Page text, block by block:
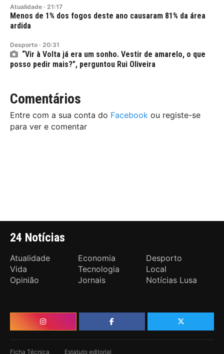
Atualidade · 21:17
Menos de 1% dos fogos deste ano causaram 81% da área
ardida
Desporto · 20:31
“Vir à Volta já era um sonho. Vestir de amarelo, o que
posso pedir mais?”, perguntou Rui Oliveira
Comentários
Entre com a sua conta do Facebook ou registe-se
para ver e comentar
24 Notícias
Atualidade Economia
Desporto
Vida
Tecnologia
Local
Opinião
Jornais Notícias Lusa
Ficha Técnica Estatuto editorial